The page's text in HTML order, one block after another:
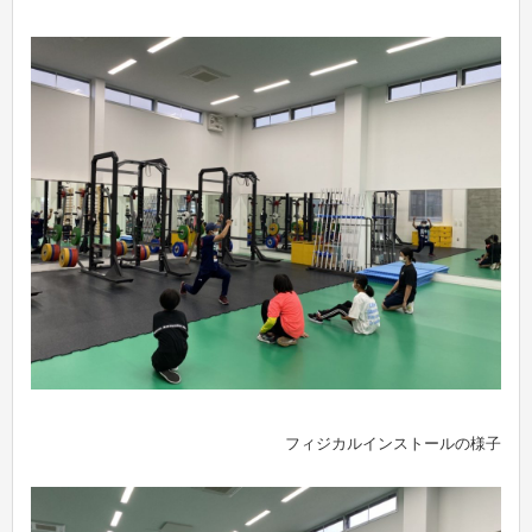
フィジカルインストールの様子